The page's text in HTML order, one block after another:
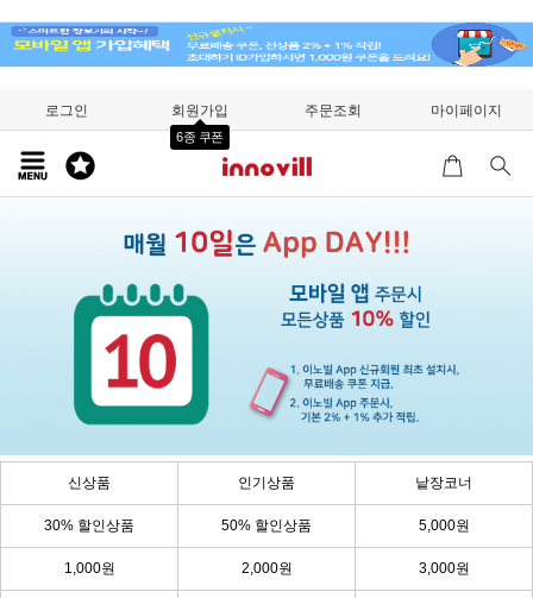
로그인 회원가입
6종 쿠폰
주문조회 마이페이지
신상품 인기상품 낱장코너
30% 할인상품 50% 할인상품 5,000원
1,000원 2,000원 3,000원